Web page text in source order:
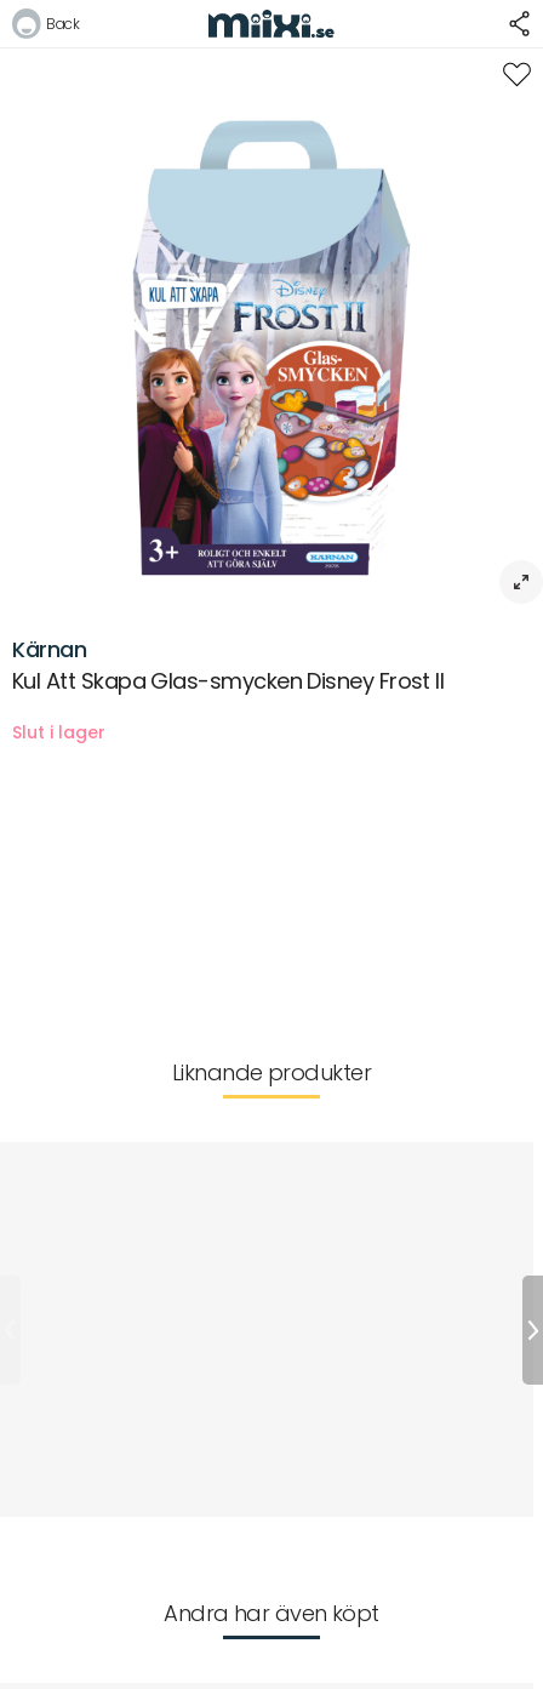
Logga in
Bli medlem i Club Miixi
Glömt ditt lösenord?
Ansök om att bli B2B-kund
Back
Kärnan
Kul Att Skapa Glas-smycken Disney Frost II
Liknande produkter
Andra har även köpt